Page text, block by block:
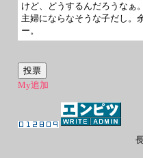
けど、どうするんだろうなぁ
主婦にならなそうな子だし。
ー。
My追加